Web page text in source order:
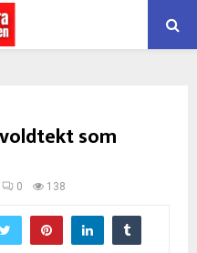
som
0 138